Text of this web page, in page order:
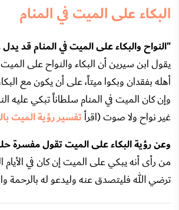
البكاء على الميت في المنام
"النواح والبكاء على الميت في المنام قد
يقول ابن سيرين أن البكاء والنواح على
أهله بفقدان وبكوا ميتاً، على أن يكون مع
وإن كان الميت في المنام سلطاناً تبكي
غير نواح ولا صوت (اقرأتفسير رؤية الميت
وعن رؤية البكاء على الميت تقول مفسرة
من رأى أنه يبكي على الميت إن كان في الأيام
ترضي الله فليتصدق عنه وليدعو له بالرحمة